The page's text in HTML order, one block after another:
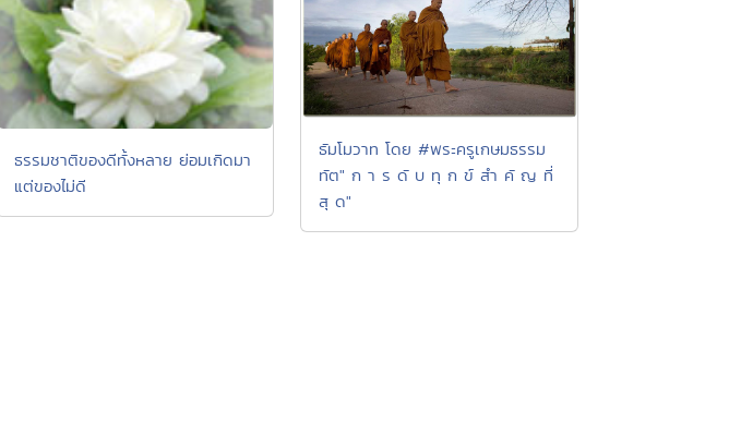
ธรรมชาติของดีทั้งหลาย ย่อมเกิดมา
แต่ของไม่ดี
ธัมโมวาท โดย #พระครูเกษมธรรม
ทัต" ก า ร ดั บ ทุ ก ข์ สำ คั ญ ที่
สุ ด"